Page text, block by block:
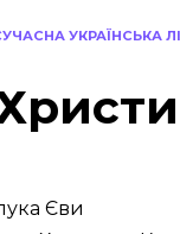
УКРАЇНСЬКА
Єви